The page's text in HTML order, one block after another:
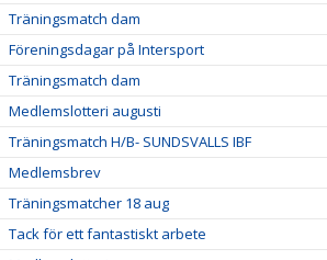
Träningsmatch dam
Föreningsdagar på Intersport
Träningsmatch dam
Medlemslotteri augusti
Träningsmatch H/B- SUNDSVALLS IBF
Medlemsbrev
Träningsmatcher 18 aug
Tack för ett fantastiskt arbete